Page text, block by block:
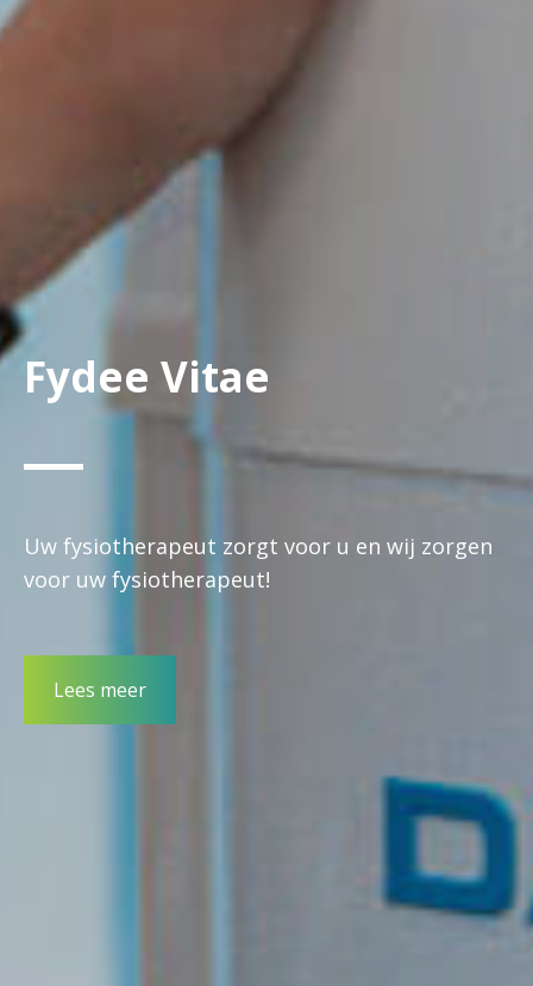
Fydee Vitae
Uw fysiotherapeut zorgt voor u en wij zorgen
voor uw fysiotherapeut!
Lees meer